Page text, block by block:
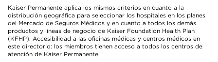
Kaiser Permanente aplica los mismos criterios en cuanto a la
distribución geográfica para seleccionar los hospitales en los planes
del Mercado de Seguros Médicos y en cuanto a todos los demás
productos y líneas de negocio de Kaiser Foundation Health Plan
(KFHP). Accesibilidad a las oficinas médicas y centros médicos en
este directorio: los miembros tienen acceso a todos los centros de
atención de Kaiser Permanente.